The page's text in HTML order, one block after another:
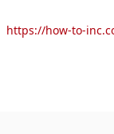
https://how-to-